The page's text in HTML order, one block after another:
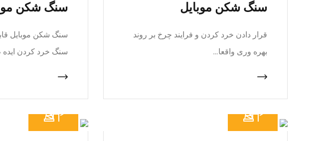
سنگ شکن موبایل
قرار دادن خرد کردن و فرایند چرخ بر روند
بهره وری واقعا…
سنگ شکن
سنگ شکن موبایل
سنگ خرد کردن